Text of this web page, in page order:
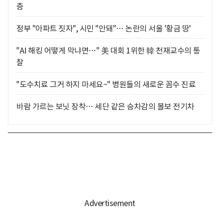
층
정부 "아파트 짓자", 시민 "안돼"… 논란의 서울 '황금 땅'
"AI 해킹 어떻게 막냐면…" 美 대회 1위한 韓 천재교수의 통
찰
"도수치료 그거 하지 마세요~" 병원들의 새로운 꼼수 진료
바람 가르는 보닛 장착… 세단 같은 승차감의 볼보 전기차